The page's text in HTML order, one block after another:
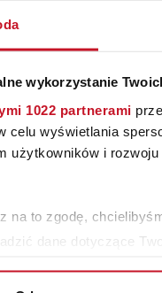
wykorzystanie
1022 partnerami
celu wyświetlania
użytkowników i
na to zgodę,
dane dotyczące
FOTEL KIJAR
ZAPYTAJ O